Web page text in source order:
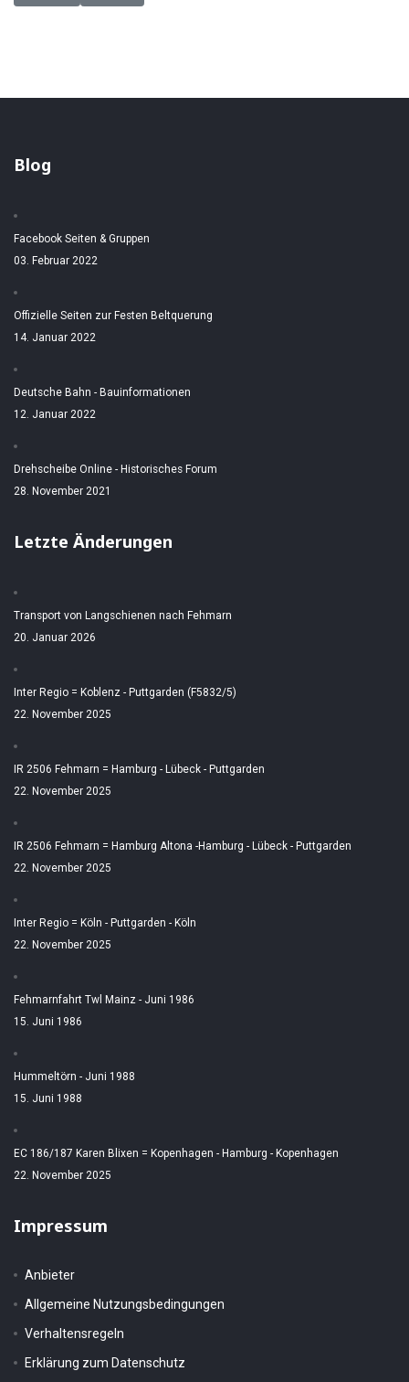
Blog
Facebook Seiten & Gruppen
03. Februar 2022
Offizielle Seiten zur Festen Beltquerung
14. Januar 2022
Deutsche Bahn - Bauinformationen
12. Januar 2022
Drehscheibe Online - Historisches Forum
28. November 2021
Letzte Änderungen
Transport von Langschienen nach Fehmarn
20. Januar 2026
Inter Regio = Koblenz - Puttgarden (F5832/5)
22. November 2025
IR 2506 Fehmarn = Hamburg - Lübeck - Puttgarden
22. November 2025
IR 2506 Fehmarn = Hamburg Altona -Hamburg - Lübeck - Puttgarden
22. November 2025
Inter Regio = Köln - Puttgarden - Köln
22. November 2025
Fehmarnfahrt Twl Mainz - Juni 1986
15. Juni 1986
Hummeltörn - Juni 1988
15. Juni 1988
EC 186/187 Karen Blixen = Kopenhagen - Hamburg - Kopenhagen
22. November 2025
Impressum
Anbieter
Allgemeine Nutzungsbedingungen
Verhaltensregeln
Erklärung zum Datenschutz